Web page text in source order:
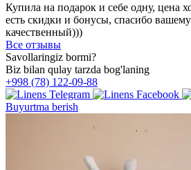
Купила на подарок и себе одну, цена
есть скидки и бонусы, спасибо
качественный)))
Все отзывы
Savollaringiz bormi?
Biz bilan qulay tarzda bog'laning
+998 (78) 122-09-88
Buyurtma berish